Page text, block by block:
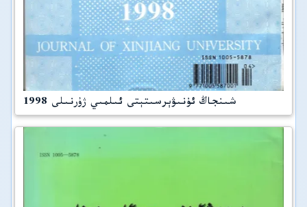
شىنجاڭ ئۇنىۋېرسىتېتى ئىلمىي ژۇرنىلى 1998